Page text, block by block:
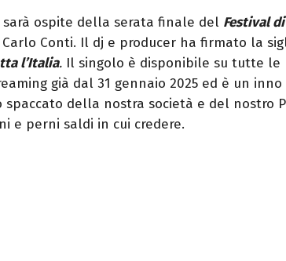
sarà ospite della serata finale del Festival
Conti. Il dj e producer ha firmato la
l’Italia. Il singolo è disponibile su tutte le
già dal 31 gennaio 2025 ed è un
spaccato della nostra società e del nostro
e perni saldi in cui credere.